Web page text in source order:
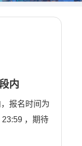
内
报名时间为
，期待